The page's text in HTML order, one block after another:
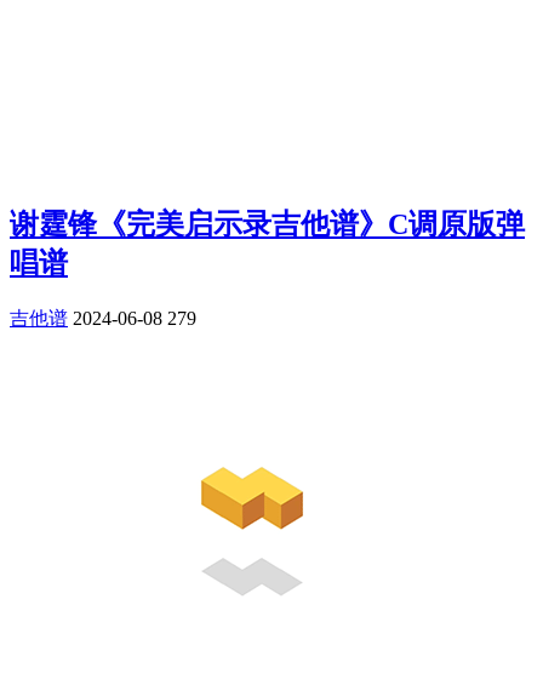
谢霆锋《完美启示录吉他谱》C调原版弹
唱谱
吉他谱 2024-06-08 279